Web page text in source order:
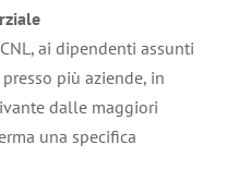
ai dipendenti assunti
più aziende, in
dalle maggiori
una specifica